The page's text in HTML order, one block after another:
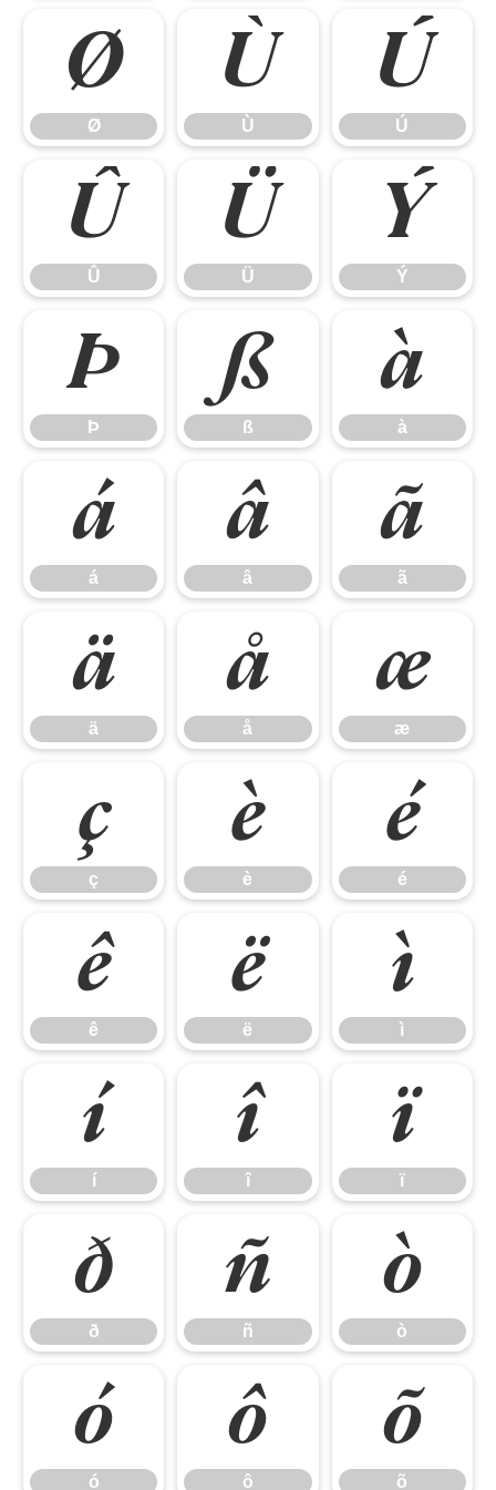
Ø
Ø
Ù
Ù
Ú
Ú
Û
Û
Ü
Ü
Ý
Ý
Þ
Þ
ß
ß
à
à
á
á
â
â
ã
ã
ä
ä
å
å
æ
æ
ç
ç
è
è
é
é
ê
ê
ë
ë
ì
ì
í
í
î
î
ï
ï
ð
ð
ñ
ñ
ò
ò
ó
ó
ô
ô
õ
õ